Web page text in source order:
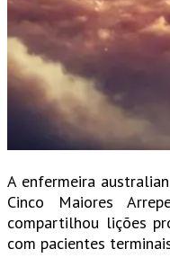
A enfermeira
Cinco Maiores
compartilhou lições
com pacientes